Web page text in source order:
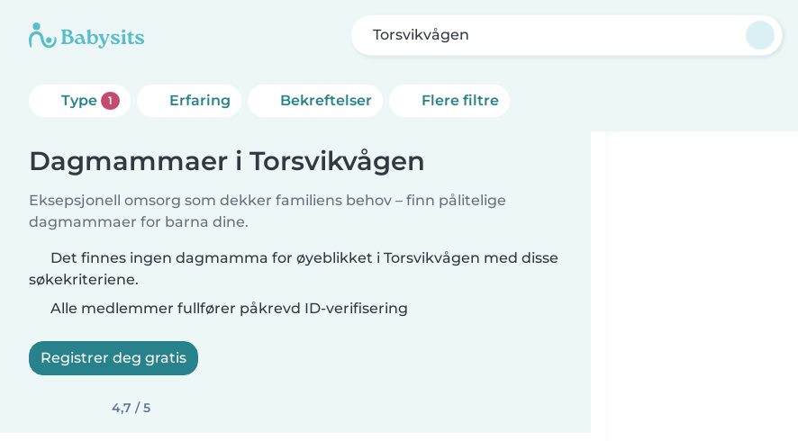
Torsvikvågen
Type 1 Erfaring Bekreftelser Flere filtre
Dagmammaer i Torsvikvågen
Eksepsjonell omsorg som dekker familiens behov – finn pålitelige
dagmammaer for barna dine.
Det finnes ingen dagmamma for øyeblikket i Torsvikvågen med disse
søkekriteriene.
Alle medlemmer fullfører påkrevd ID-verifisering
Registrer deg gratis
4,7 / 5